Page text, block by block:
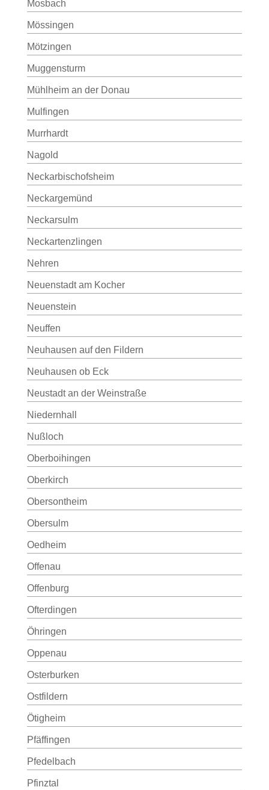
Mosbach
Mössingen
Mötzingen
Muggensturm
Mühlheim an der Donau
Mulfingen
Murrhardt
Nagold
Neckarbischofsheim
Neckargemünd
Neckarsulm
Neckartenzlingen
Nehren
Neuenstadt am Kocher
Neuenstein
Neuffen
Neuhausen auf den Fildern
Neuhausen ob Eck
Neustadt an der Weinstraße
Niedernhall
Nußloch
Oberboihingen
Oberkirch
Obersontheim
Obersulm
Oedheim
Offenau
Offenburg
Ofterdingen
Öhringen
Oppenau
Osterburken
Ostfildern
Ötigheim
Pfäffingen
Pfedelbach
Pfinztal